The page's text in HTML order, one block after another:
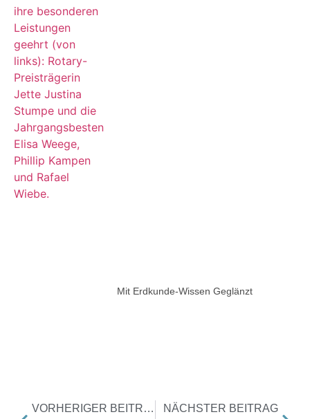
Mit Erdkunde-Wissen Geglänzt
VORHERIGER BEITRAG NÄCHSTER BEITRAG